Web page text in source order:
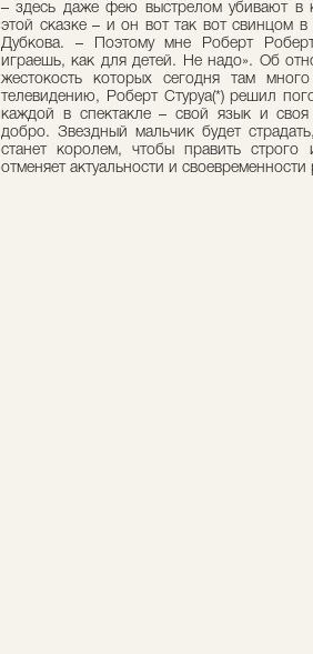
– здесь даже фею выстрелом убивают в
этой сказке – и он вот так вот свинцом
Дубкова. – Поэтому мне Роберт
играешь, как для детей. Не надо». Об
жестокость которых сегодня там
телевидению, Роберт Стуруа(*) решил
каждой в спектакле – свой язык и
добро. Звездный мальчик будет
станет королем, чтобы править
отменяет актуальности и